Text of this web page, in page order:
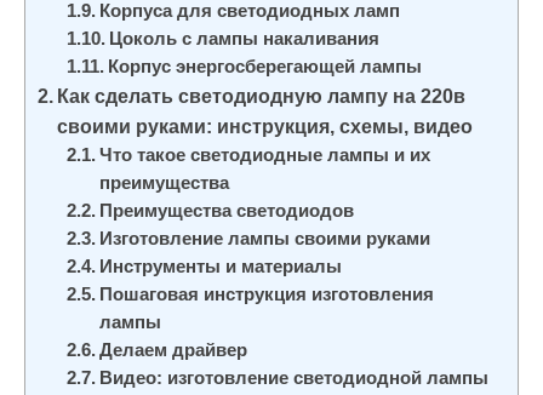
Корпуса для светодиодных ламп
Цоколь с лампы накаливания
Корпус энергосберегающей лампы
Как сделать светодиодную лампу на 220в
своими руками: инструкция, схемы, видео
Что такое светодиодные лампы и их
преимущества
Преимущества светодиодов
Изготовление лампы своими руками
Инструменты и материалы
Пошаговая инструкция изготовления
лампы
Делаем драйвер
Видео: изготовление светодиодной лампы